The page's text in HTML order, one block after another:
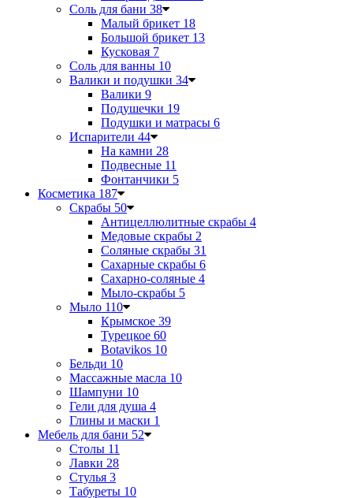
Соль для бани 38
Малый брикет 18
Большой брикет 13
Кусковая 7
Соль для ванны 10
Валики и подушки 34
Валики 9
Подушечки 19
Подушки и матрасы 6
Испарители 44
На камни 28
Подвесные 11
Фонтанчики 5
Косметика 187
Скрабы 50
Антицеллюлитные скрабы 4
Медовые скрабы 2
Соляные скрабы 31
Сахарные скрабы 6
Сахарно-соляные 4
Мыло-скрабы 5
Мыло 110
Крымское 39
Турецкое 60
Botavikos 10
Бельди 10
Массажные масла 10
Шампуни 10
Гели для душа 4
Глины и маски 1
Мебель для бани 52
Столы 11
Лавки 28
Стулья 3
Табуреты 10